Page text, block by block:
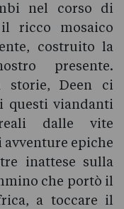
nel corso di
ricco mosaico
costruito la
presente.
storie, Deen ci
questi viandanti
reali dalle vite
epiche
inattese sulla
che portò il
a toccare il